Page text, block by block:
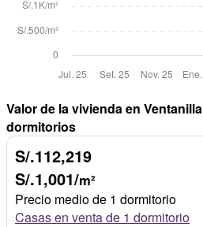
Valor de la vivienda en
dormitorios
S/.112,219
S/.1,001/m²
Precio medio de 1 dormitorio
Casas en venta de 1 dormitorio